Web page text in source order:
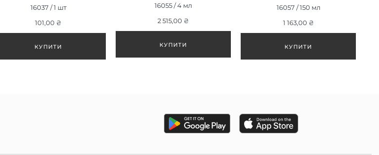
16037 / 1 шт
101,00 ₴
16055 / 4 мл
2 515,00 ₴
16057 / 150 мл
1 163,00 ₴